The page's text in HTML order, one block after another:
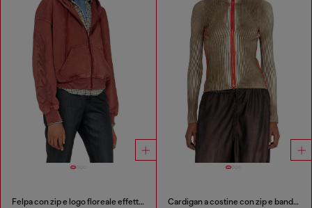
Felpa con zip e logo floreale effetto puff Cardigan a costine con zip e bande a contrasto